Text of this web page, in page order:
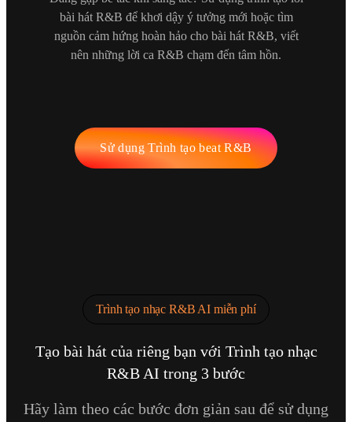
bài hát R&B để khơi dậy ý tưởng mới hoặc tìm
nguồn cảm hứng hoàn hảo cho bài hát R&B, viết
nên những lời ca R&B chạm đến tâm hồn.
Sử dụng Trình tạo beat R&B
Trình tạo nhạc R&B AI miễn phí
Tạo bài hát của riêng bạn với Trình tạo nhạc
R&B AI trong 3 bước
Hãy làm theo các bước đơn giản sau để sử dụng